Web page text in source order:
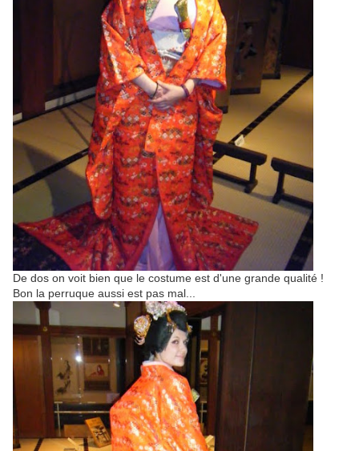
De dos on voit bien que le costume est d'une grande qualité !
Bon la perruque aussi est pas mal...